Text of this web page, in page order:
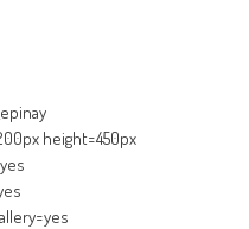
height=450px